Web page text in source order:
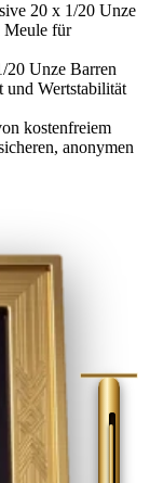
20 x 1/20 Unze
Meule für
20 Unze Barren
Wertstabilität
kostenfreiem
anonymen